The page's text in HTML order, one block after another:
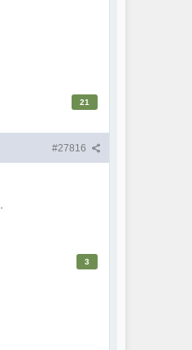
21
#27816
3